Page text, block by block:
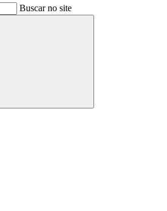
Buscar no site
Buscar